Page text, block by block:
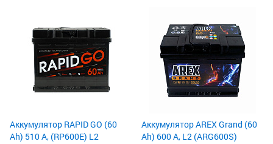
Аккумулятор RAPID GO (60
Ah) 510 А, (RP600E) L2
Аккумулятор AREX Grand (60
Ah) 600 А, L2 (ARG600S)